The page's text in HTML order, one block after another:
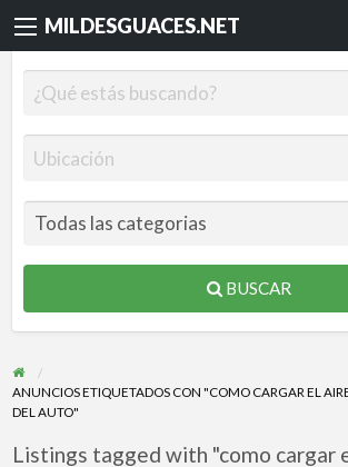
MILDESGUACES.NET
BUSCAR
ANUNCIOS ETIQUETADOS CON "COMO CARGAR EL
DEL AUTO"
Listings tagged with "como cargar